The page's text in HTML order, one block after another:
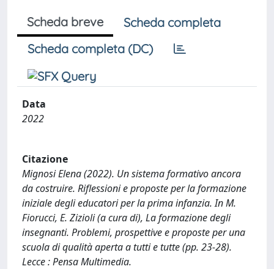
Scheda breve
Scheda completa
Scheda completa (DC)
Data
2022
Citazione
Mignosi Elena (2022). Un sistema formativo ancora
da costruire. Riflessioni e proposte per la formazione
iniziale degli educatori per la prima infanzia. In M.
Fiorucci, E. Zizioli (a cura di), La formazione degli
insegnanti. Problemi, prospettive e proposte per una
scuola di qualità aperta a tutti e tutte (pp. 23-28).
Lecce : Pensa Multimedia.